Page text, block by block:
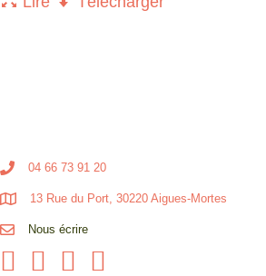
04 66 73 91 20
13 Rue du Port, 30220 Aigues-Mortes
Nous écrire